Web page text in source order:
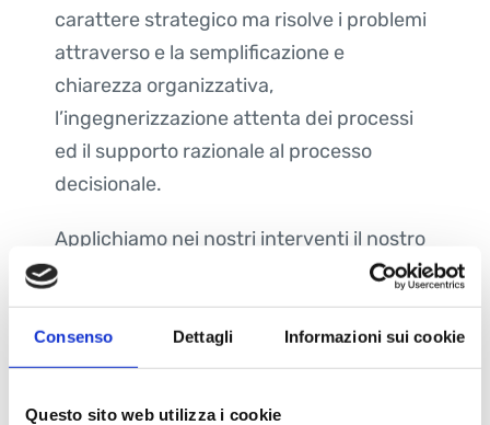
Consenso Dettagli Informazioni sui cookie
Questo sito web utilizza i cookie
carattere strategico ma risolve i problemi
attraverso e la semplificazione e
chiarezza organizzativa,
l’ingegnerizzazione attenta dei processi
ed il supporto razionale al processo
decisionale.
Applichiamo nei nostri interventi il nostro
payoff “Less is more”, consapevoli che la
semplicità è un valore solutivo.